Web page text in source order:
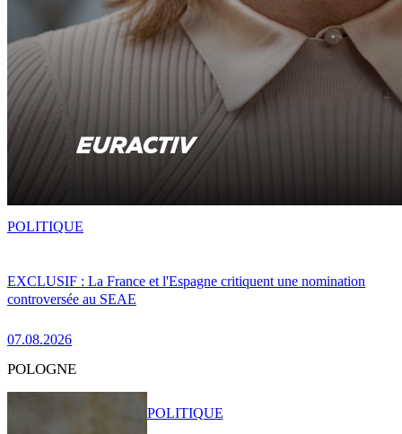
EXCLUSIF : La France et l'Espagne critiquent une nomination
controversée au SEAE
07.08.2026
POLITIQUE
POLOGNE
POLITIQUE